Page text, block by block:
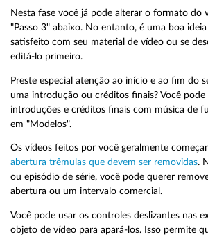
Nesta fase você já pode alterar o formato do
"Passo 3" abaixo. No entanto, é uma boa
satisfeito com seu material de vídeo ou se
editá-lo primeiro.
Preste especial atenção ao início e ao fim do
uma introdução ou créditos finais? Você
introduções e créditos finais com música de
em "Modelos".
Os vídeos feitos por você geralmente
abertura trêmulas que devem ser removidas.
ou episódio de série, você pode querer
abertura ou um intervalo comercial.
Você pode usar os controles deslizantes nas
objeto de vídeo para apará-los. Isso permite